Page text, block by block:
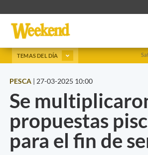
TEMAS DEL DÍA
PESCA | 27-03-2025 10:00
Se
propuestas
para el fin de